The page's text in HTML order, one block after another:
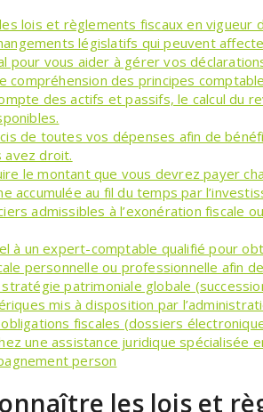
lois et règlements fiscaux en vigueur
législatifs qui peuvent
pour vous aider à gérer vos
compréhension des principes
des actifs et passifs, le calcul du
de toutes vos dépenses afin de
avez droit.
le montant que vous devrez payer
accumulée au fil du temps par
admissibles à l’exonération fiscale
à un expert-comptable qualifié pour
personnelle ou professionnelle afin
patrimoniale globale
mis à disposition par
fiscales (dossiers
une assistance juridique spécialisée
person
les lois et